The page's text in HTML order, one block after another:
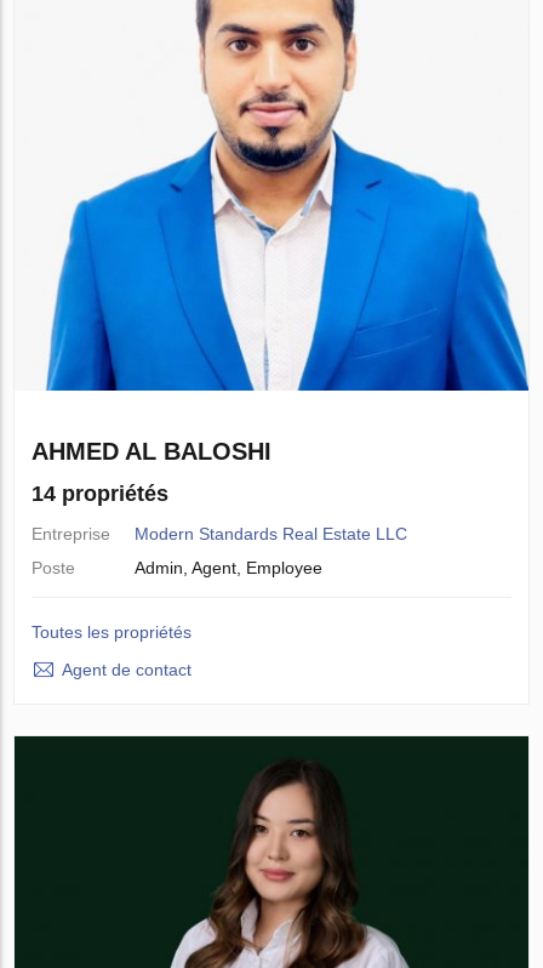
AHMED AL BALOSHI
14 propriétés
Entreprise
Modern Standards Real Estate LLC
Poste
Admin, Agent, Employee
Toutes les propriétés
Agent de contact